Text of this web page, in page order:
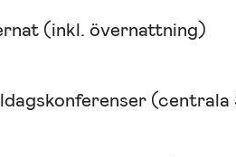
(inkl. övernattning)